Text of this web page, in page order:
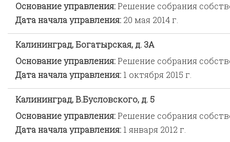
Основание управления:Решение собрания
Дата начала управления: 20 мая 2014 г.
Калининград, Богатырская, д. 3А
Основание управления:Решение собрания
Дата начала управления: 1 октября 2015 г.
Калининград, В.Бусловского, д. 5
Основание управления:Решение собрания
Дата начала управления: 1 января 2012 г.